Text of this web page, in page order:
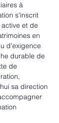
à
s'inscrit
et de
en
d'exigence
durable de
de
sa direction